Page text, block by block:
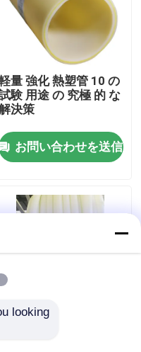
量 強化 熱塑管 10 の
験 用途 の 究極 的 な
決策
お問い合わせを送信
looking